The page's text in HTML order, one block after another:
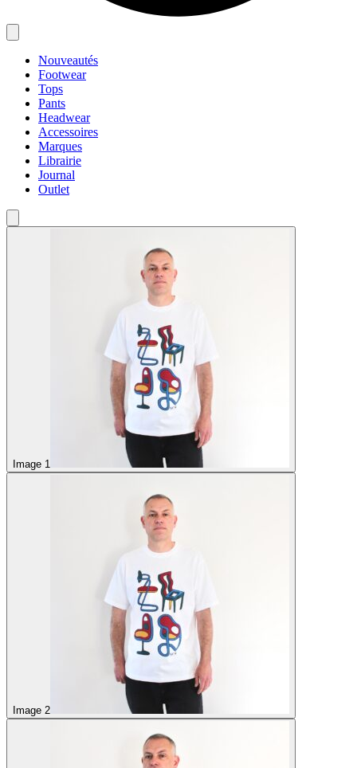
Nouveautés
Footwear
Tops
Pants
Headwear
Accessoires
Marques
Librairie
Journal
Outlet
Image 1
Image 2